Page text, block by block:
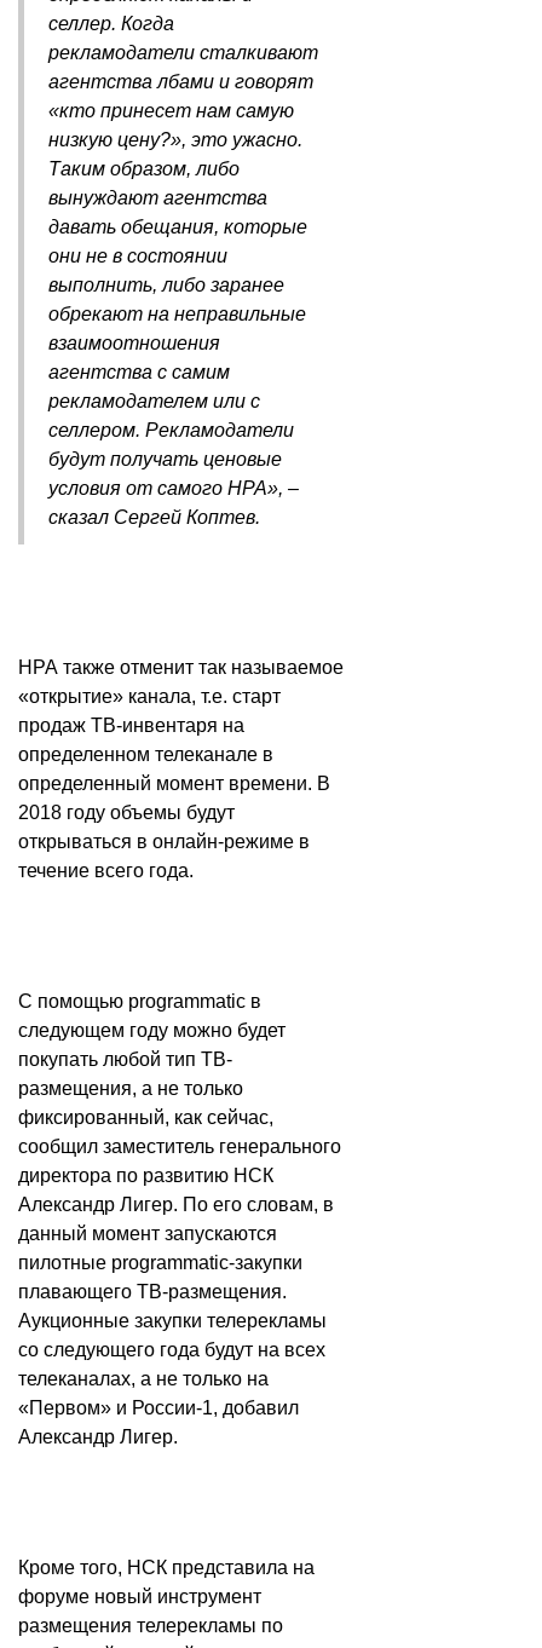
селлер. Когда
рекламодатели сталкивают
агентства лбами и говорят
«кто принесет нам самую
низкую цену?», это ужасно.
Таким образом, либо
вынуждают агентства
давать обещания, которые
они не в состоянии
выполнить, либо заранее
обрекают на неправильные
взаимоотношения
агентства с самим
рекламодателем или с
селлером. Рекламодатели
будут получать ценовые
условия от самого НРА», –
сказал Сергей Коптев.
НРА также отменит так называемое
«открытие» канала, т.е. старт
продаж ТВ-инвентаря на
определенном телеканале в
определенный момент времени. В
2018 году объемы будут
открываться в онлайн-режиме в
течение всего года.
С помощью programmatic в
следующем году можно будет
покупать любой тип ТВ-
размещения, а не только
фиксированный, как сейчас,
сообщил заместитель генерального
директора по развитию НСК
Александр Лигер. По его словам, в
данный момент запускаются
пилотные programmatic-закупки
плавающего ТВ-размещения.
Аукционные закупки телерекламы
со следующего года будут на всех
телеканалах, а не только на
«Первом» и России-1, добавил
Александр Лигер.
Кроме того, НСК представила на
форуме новый инструмент
размещения телерекламы по